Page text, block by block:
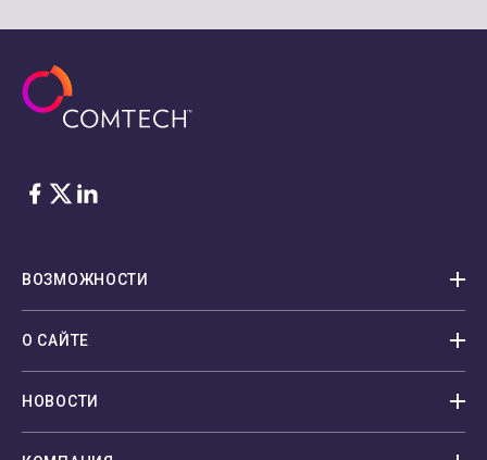
Facebook
Twitter
LinkedIn
ВОЗМОЖНОСТИ
О САЙТЕ
НОВОСТИ